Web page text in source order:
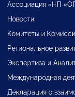
Ассоциация «НП
Новости
Комитеты и
Региональное
Экспертиза и
Международная
Декларация о